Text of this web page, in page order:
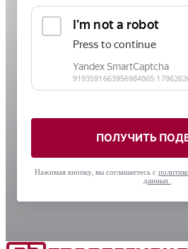
ПОЛУЧИТЬ
Нажимая кнопку, вы соглашаетесь с
данных